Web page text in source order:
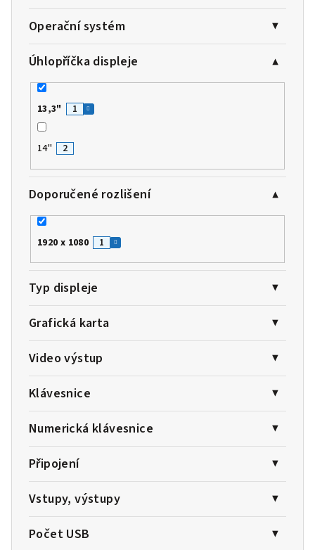
Operační systém
Úhlopříčka displeje
13,3" 1
14" 2
Doporučené rozlišení
1920 x 1080 1
Typ displeje
Grafická karta
Video výstup
Klávesnice
Numerická klávesnice
Připojení
Vstupy, výstupy
Počet USB